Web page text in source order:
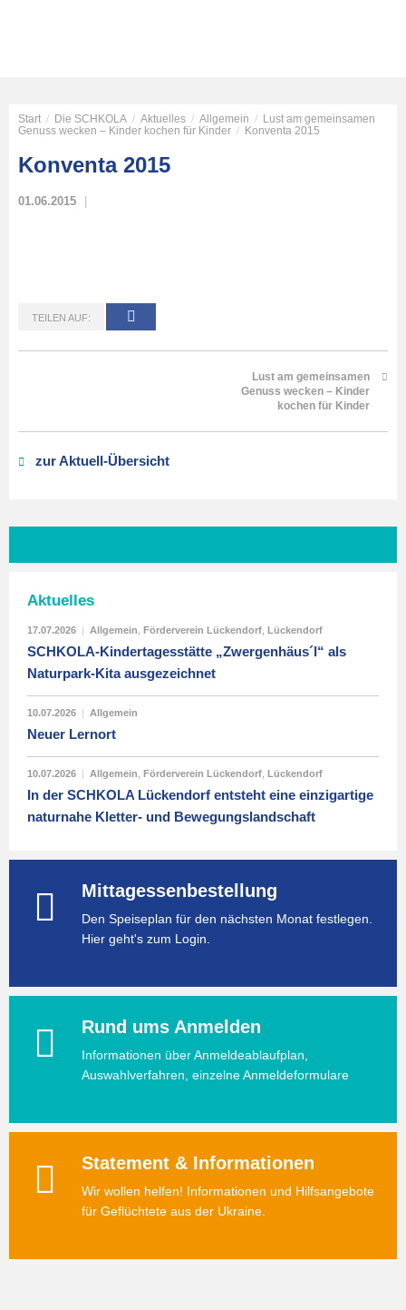
Start / Die SCHKOLA / Aktuelles / Allgemein / Lust am gemeinsamen
Genuss wecken – Kinder kochen für Kinder / Konventa 2015
Konventa 2015
01.06.2015
TEILEN AUF:
Lust am gemeinsamen
Genuss wecken – Kinder
kochen für Kinder
zur Aktuell-Übersicht
Aktuelles
17.07.2026 | Allgemein Förderverein Lückendorf Lückendorf
SCHKOLA-Kindertagesstätte „Zwergenhäus´l“ als
Naturpark-Kita ausgezeichnet
10.07.2026 | Allgemein
Neuer Lernort
10.07.2026 | Allgemein Förderverein Lückendorf Lückendorf
In der SCHKOLA Lückendorf entsteht eine einzigartige
naturnahe Kletter- und Bewegungslandschaft
Mittagessenbestellung
Den Speiseplan für den nächsten Monat festlegen.
Hier geht's zum Login.
Rund ums Anmelden
Informationen über Anmeldeablaufplan,
Auswahlverfahren, einzelne Anmeldeformulare
Statement & Informationen
Wir wollen helfen! Informationen und Hilfsangebote
für Geflüchtete aus der Ukraine.